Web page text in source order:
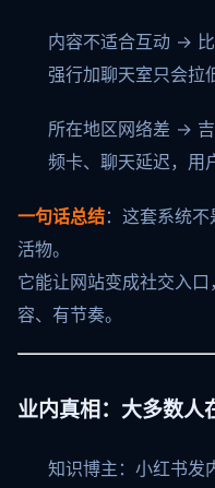
内容不适合互动 → 比
强行加聊天室只会拉
所在地区网络差 →
频卡、聊天延迟，用
一句话总结：这套系统
活物。
它能让网站变成社交入
容、有节奏。
业内真相：大多数人
知识博主：小红书发